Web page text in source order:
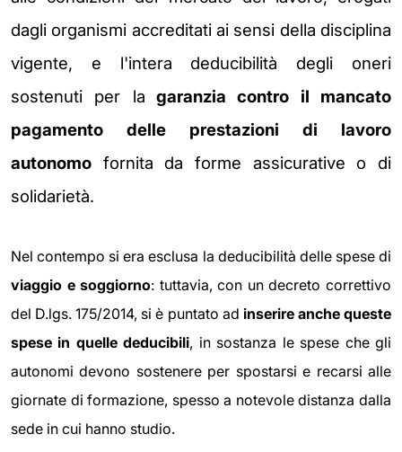
dagli organismi accreditati ai sensi della disciplina
vigente, e l'intera deducibilità degli oneri
sostenuti per la garanzia contro il mancato
pagamento delle prestazioni di lavoro
autonomo fornita da forme assicurative o di
solidarietà.
Nel contempo si era esclusa la deducibilità delle spese di
viaggio e soggiorno: tuttavia, con un decreto correttivo
del D.lgs. 175/2014, si è puntato ad inserire anche queste
spese in quelle deducibili, in sostanza le spese che gli
autonomi devono sostenere per spostarsi e recarsi alle
giornate di formazione, spesso a notevole distanza dalla
sede in cui hanno studio.